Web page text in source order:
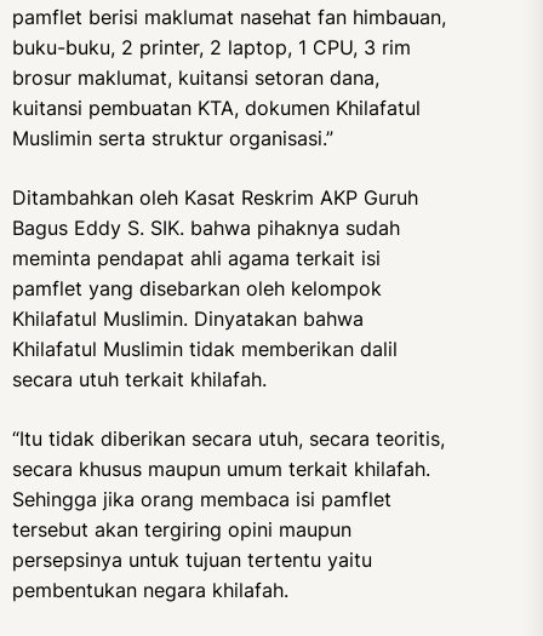
pamflet berisi maklumat nasehat fan himbauan,
buku-buku, 2 printer, 2 laptop, 1 CPU, 3 rim
brosur maklumat, kuitansi setoran dana,
kuitansi pembuatan KTA, dokumen Khilafatul
Muslimin serta struktur organisasi.”
Ditambahkan oleh Kasat Reskrim AKP Guruh
Bagus Eddy S. SIK. bahwa pihaknya sudah
meminta pendapat ahli agama terkait isi
pamflet yang disebarkan oleh kelompok
Khilafatul Muslimin. Dinyatakan bahwa
Khilafatul Muslimin tidak memberikan dalil
secara utuh terkait khilafah.
“Itu tidak diberikan secara utuh, secara teoritis,
secara khusus maupun umum terkait khilafah.
Sehingga jika orang membaca isi pamflet
tersebut akan tergiring opini maupun
persepsinya untuk tujuan tertentu yaitu
pembentukan negara khilafah.